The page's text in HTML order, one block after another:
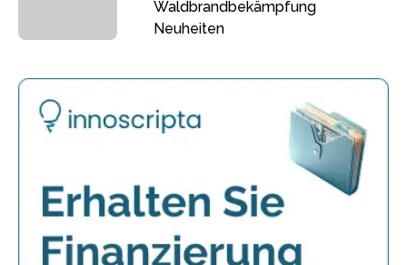
Waldbrandbekämpfung
Neuheiten